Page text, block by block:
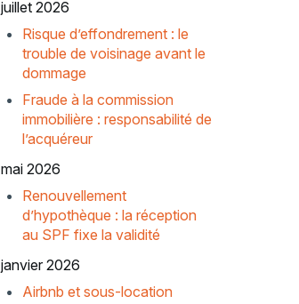
juillet 2026
Risque d’effondrement : le
trouble de voisinage avant le
dommage
Fraude à la commission
immobilière : responsabilité de
l’acquéreur
mai 2026
Renouvellement
d’hypothèque : la réception
au SPF fixe la validité
janvier 2026
Airbnb et sous-location